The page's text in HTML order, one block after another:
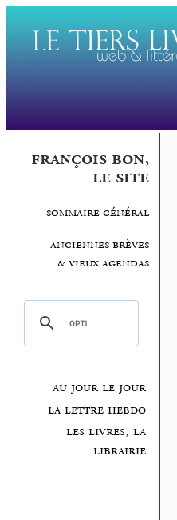
françois bon,
le site
sommaire général
anciennes brèves
& vieux agendas
au jour le jour
la lettre hebdo
les livres, la
librairie